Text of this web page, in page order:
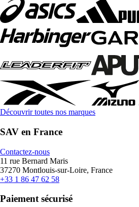
Découvrir toutes nos marques
SAV en France
Contactez-nous
11 rue Bernard Maris
37270 Montlouis-sur-Loire, France
+33 1 86 47 62 58
Paiement sécurisé